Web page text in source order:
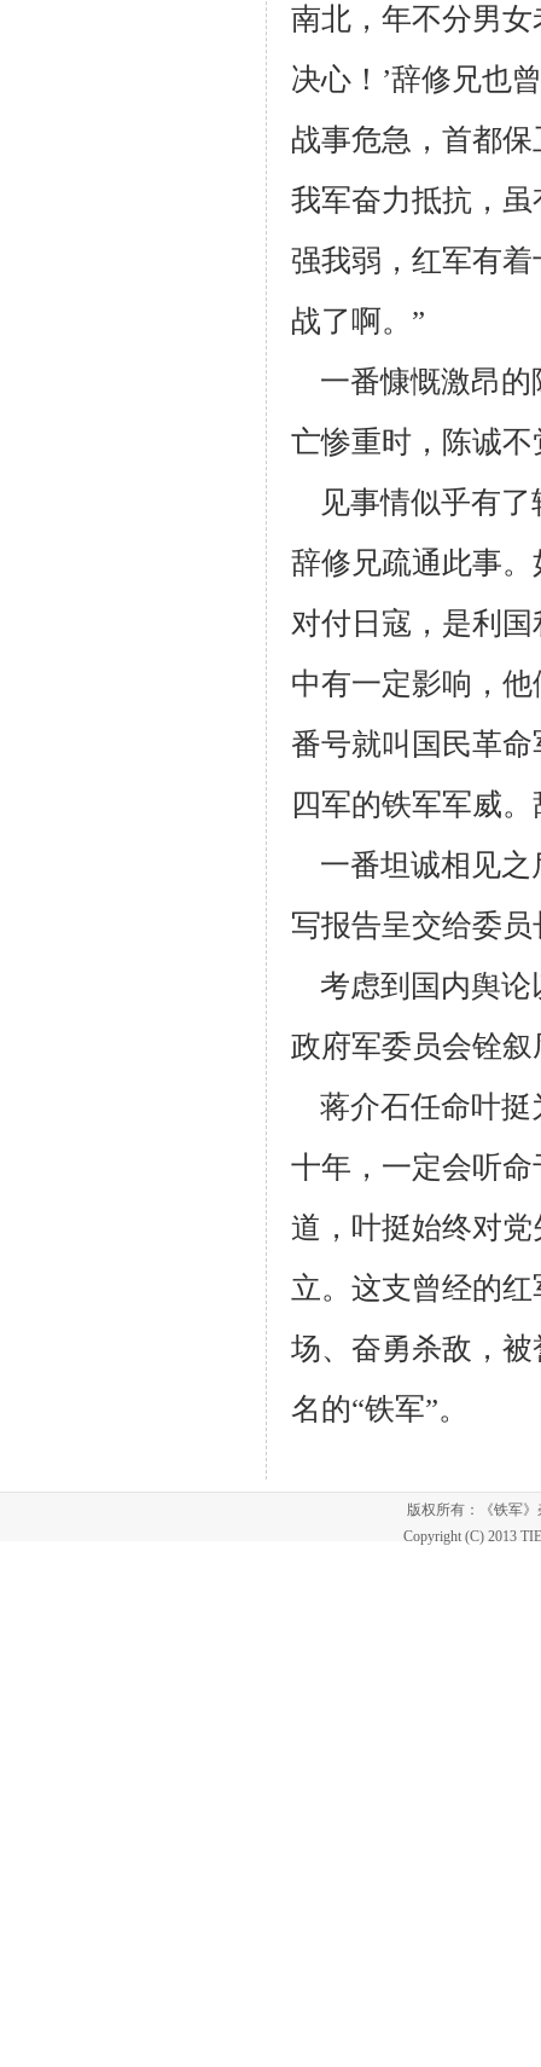
南北，年不分男
决心！’辞修兄也
战事危急，首都
我军奋力抵抗，
强我弱，红军有
战了啊。”
一番慷慨激昂的
亡惨重时，陈诚
见事情似乎有了
辞修兄疏通此事
对付日寇，是利
中有一定影响，他
番号就叫国民革
四军的铁军军威
一番坦诚相见之
写报告呈交给委员
考虑到国内舆论
政府军委员会铨
蒋介石任命叶挺
十年，一定会听
道，叶挺始终对
立。这支曾经的
场、奋勇杀敌，
名的“铁军”。
版权所有：《铁军
Copyright (C) 2013